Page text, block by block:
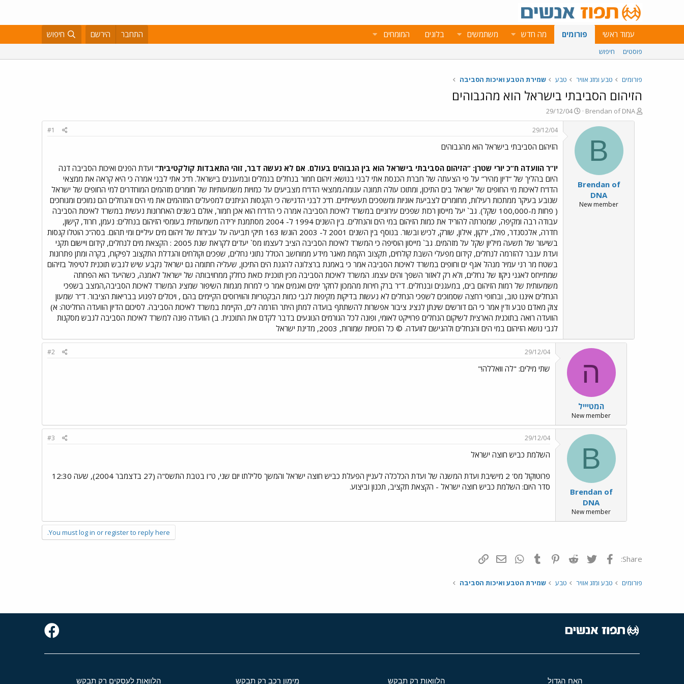
עמוד ראשי פורומים מה חדש משתמשים בלוגים המומחים התחבר הירשם חיפוש
פוסטים חיפוש
פורומים טבע ומזג אוויר טבע שמירת הטבע ואיכות הסביבה
הזיהום הסביבתי בישראל הוא מהגבוהים
פ
ו
Brendan of DNA
פ
ו
29/12/04
B
Brendan of
DNA
New member
29/12/04
#1
הזיהום הסביבתי בישראל הוא מהגבוהים
יו”ר הוועדה ח”כ יורי שטרן: ”הזיהום הסביבתי בישראל הוא בין הגבוהים בעולם. אם לא נעשה דבר, זוהי התאבדות קולקטיבית” ועדת הפנים ואיכות הסביבה דנה
היום בהליך של ”דיון מהיר” על פי הצעתה של חברת הכנסת אתי לבני בנושא: זיהום חמור בנחלים בנמלים ובמעגנים בישראל. ח”כ אתי לבני אמרה כי היא קראה את ממצאי
הדו”ח לאיכות מי החופים של ישראל בים התיכון, ומתוכו עולה תמונה עגומה.ממצאי הדו”ח מצביעים על כמויות משמעותיות של חומרים מזהמים המוחדרים למי החופים של ישראל
שנובע בעיקר ממתכות רעילות, מחומרים לצביעת אוניות ומשפכים תעשייתיים. ח”כ לבני הדגישה כי הקנסות הניתנים למפעלים המזהמים את מי הים והנחלים הם נמוכים ומגוחכים
( פחות מ-100,000 שקל). גב` יעל מייסון רכזת שפכים עירוניים במשרד לאיכות הסביבה אמרה כי הדו”ח הוא אכן חמור, אולם בשנים האחרונות נעשית במשרד לאיכות הסביבה
עבודה רבה ומקיפה, שמטרתה להוריד את כמות הזיהום במי הים והנחלים. בין השנים 1994 ל- 2004 מסתמנת ירידה משמעותית בעומסי הזיהום בנחלים: נעמן, חרוד, קישון,
חדרה, אלכסנדר, פולג, ירקון, אילון, שורק, לכיש ובשור. בנוסף בין השנים 2001 ל- 2003 הוגשו 163 תיקי תביעה על עבירות של זיהום מים עיליים ומי תהום. בסה”כ הוטלו קנסות
בשיעור של תשעה מיליון שקל על מזהמים. גב` מייסון הוסיפה כי המשרד לאיכות הסביבה הציב לעצמו מס` יעדים לקראת שנת 2005 : הקצאת מים לנחלים, קידום ויישום תקני
ועדת ענבר להזרמה לנחלים, קידום מפעלי השבת קולחים, תקצוב הקמת מאגר מידע ממוחשב הכולל נתוני נחלים, שפכים וקולחים והגדלת התקצוב לפיקוח, בקרה ומתן פתרונות
בשטח מר רני עמיר מנהל אגף ים וחופים במשרד לאיכות הסביבה אמר כי באמנת ברצלונה להגנת הים התיכון, שעליה חתומה גם ישראל נקבע שיש לגבש תוכנית לטיפול בזיהום
שמתייחס לאגני ניקוז של נחלים, ולא רק לאזור השפך והים עצמו. המשרד לאיכות הסביבה מכין תוכנית כזאת כחלק ממחויבותה של ישראל לאמנה, כשהיעד הוא הפחתה
משמעותית של רמות הזיהום בים, במעגנים ובנחלים. ד”ר ברק חירות מהמכון לחקר ימים ואגמים אמר כי למרות מגמות השיפור שמציג המשרד לאיכות הסביבה,המצב בשפכי
הנחלים איננו טוב, ובחופי רחצה שסמוכים לשפכי הנחלים לא נעשות בדיקות מקיפות לגבי כמות הבקטריות והווירוסים הקיימים בהם , ויכולים לפגוע בבריאות הציבור. ד”ר שמעון
צוק מאדם טבע ודין אמר כי הם דורשים שינתן לנציג ציבור אפשרות להשתתף בועדה למתן היתר הזרמה לים, הקיימת במשרד לאיכות הסביבה. לסיכום הדיון הוועדה החליטה: א)
הוועדה רואה בתוכנית הארצית לשיקום הנחלים פרוייקט לאומי, ופונה לכל הגורמים הנוגעים בדבר לקדם את התוכנית. ב) הוועדה פונה למשרד לאיכות הסביבה לגבש מסקנות
לגבי נושא הזיהום במי הים והנחלים ולהגישם לוועדה. © כל הזכויות שמורות, 2003, מדינת ישראל
ה
המטיייל
New member
29/12/04
#2
שתי מילים: "לה וואללה!"
B
Brendan of
DNA
New member
29/12/04
#3
השלמת כביש חוצה ישראל
פרוטוקול מס' 2 מישיבת ועדת המשנה של ועדת הכלכלה לעניין הפעלת כביש חוצה ישראל והמשך סלילתו יום שני, ט"ו בטבת התשס"ה (27 בדצמבר 2004), שעה 12:30
סדר היום: השלמת כביש חוצה ישראל - הקצאת תקציב, תכנון וביצוע.
You must log in or register to reply here.
Share: פייסבוק Twitter
Reddit
Pinterest
Tumblr
WhatsAppדואר אלקטרוני
פורומים טבע ומזג אוויר טבע שמירת הטבע ואיכות הסביבה
האח הגדול הלוואות רק תבקש מימון רכב רק תבקש הלוואות לעסקים רק תבקש